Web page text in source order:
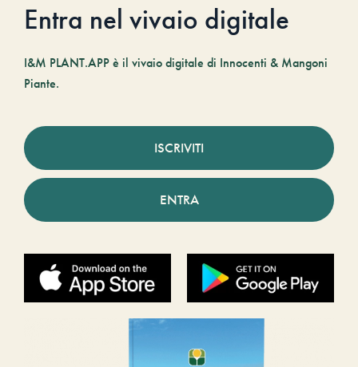
Entra nel vivaio digitale
I&M PLANT.APP è il vivaio digitale di Innocenti & Mangoni
Piante.
ISCRIVITI
ENTRA